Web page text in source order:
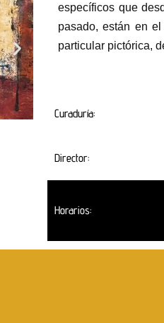
específicos que
pasado, están en
particular pictórica,
Curaduría:
Director:
Horarios: